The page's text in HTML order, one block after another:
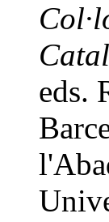
eds.